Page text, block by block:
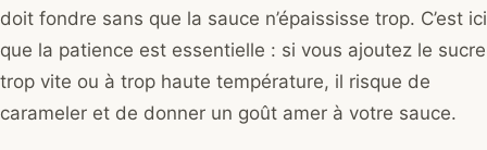
doit fondre sans que la sauce n’épaississe trop. C’est ici
que la patience est essentielle : si vous ajoutez le sucre
trop vite ou à trop haute température, il risque de
carameler et de donner un goût amer à votre sauce.